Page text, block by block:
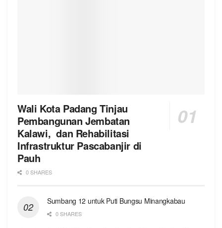
Wali Kota Padang Tinjau
Pembangunan Jembatan
Kalawi, dan Rehabilitasi
Infrastruktur Pascabanjir di
Pauh
0 SHARES
Sumbang 12 untuk Puti Bungsu Minangkabau
0 SHARES